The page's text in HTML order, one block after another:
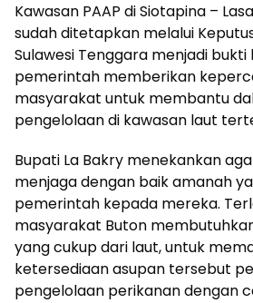
Kawasan PAAP di Siotapina –
sudah ditetapkan melalui
Sulawesi Tenggara menjadi
pemerintah memberikan
masyarakat untuk membantu
pengelolaan di kawasan laut
Bupati La Bakry menekankan
menjaga dengan baik amanah
pemerintah kepada mereka.
masyarakat Buton
yang cukup dari laut, untuk
ketersediaan asupan tersebut
pengelolaan perikanan dengan